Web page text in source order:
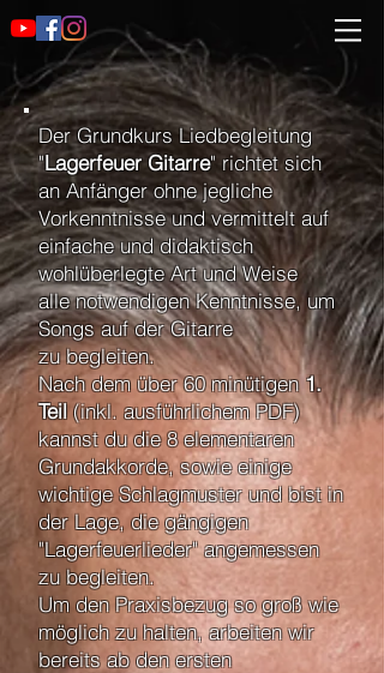
Der Grundkurs Liedbegleitung
"Lagerfeuer Gitarre" richtet sich
an Anfänger ohne jegliche
Vorkenntnisse und vermittelt auf
einfache und didaktisch
wohlüberlegte Art und Weise
alle notwendigen Kenntnisse, um
Songs auf der Gitarre
zu begleiten.
Nach dem über 60 minütigen 1.
Teil (inkl. ausführlichem PDF)
kannst du die 8 elementaren
Grundakkorde, sowie einige
wichtige Schlagmuster und bist in
der Lage, die gängigen
"Lagerfeuerlieder" angemessen
zu begleiten.
Um den Praxisbezug so groß wie
möglich zu halten, arbeiten wir
bereits ab den ersten